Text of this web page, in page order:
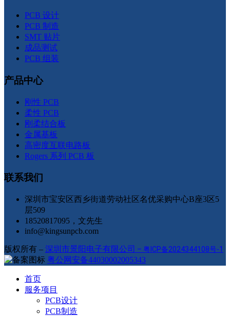
PCB 设计
PCB 制造
SMT 贴片
成品测试
PCB 组装
产品中心
刚性 PCB
柔性 PCB
刚柔结合板
金属基板
高密度互联电路板
Rogers 系列 PCB 板
联系我们
深圳市宝安区西乡街道劳动社区名优采购中心B座3区5
层509
18520817095，文先生
info@kingsunpcb.com
版权所有 – 深圳市景阳电子有限公司 – 粤ICP备2024344108号-1
粤公网安备44030002005343
首页
服务项目
PCB设计
PCB制造